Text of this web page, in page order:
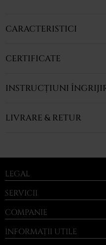
CARACTERISTICI
CERTIFICATE
INSTRUCȚIUNI
LIVRARE & RETUR
LEGAL
SERVICII
COMPANIE
INFORMAȚII UTILE